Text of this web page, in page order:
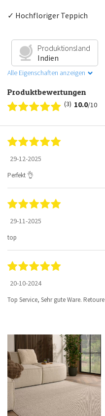
✓ Hochfloriger Teppich
Produktionsland
Indien
Alle Eigenschaften anzeigen
Produktbewertungen
(3) 10.0/10
29-12-2025
Perfekt 👌
29-11-2025
top
20-10-2024
Top Service, Sehr gute Ware.